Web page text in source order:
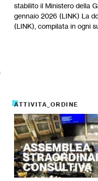
stabilito il Ministero della
gennaio 2026 (LINK) La
(LINK), compilata in ogni
ATTIVITA_ORDINE